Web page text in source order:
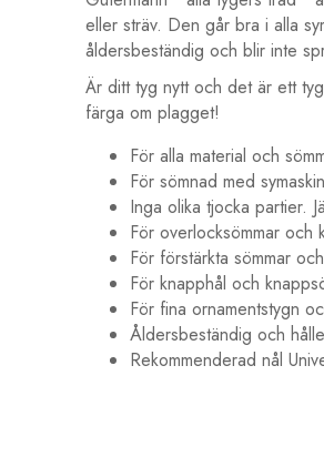
eller sträv. Den går bra i alla
åldersbeständig och blir inte
Är ditt tyg nytt och det är ett
färga om plagget!
För alla material och
För sömnad med
Inga olika tjocka partier.
För overlocksömmar och
För förstärkta sömmar
För knapphål och
För fina ornamentstygn
Åldersbeständig och
Rekommenderad nål